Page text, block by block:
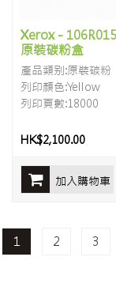
Xerox -
原裝碳粉盒
產品類别:原裝碳粉
列印顏色:Yellow
列印頁數:18000
HK$2,100.00
加入購物車
1 2 3